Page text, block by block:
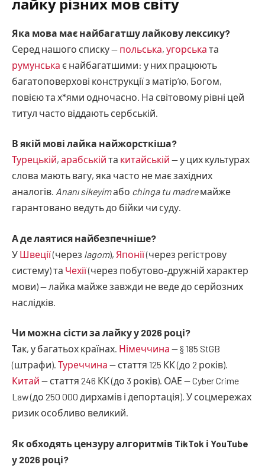
лайку різних мов світу
Яка мова має найбагатшу лайкову лексику?
Серед нашого списку — польська, угорська та
румунська є найбагатшими: у них працюють
багатоповерхові конструкції з матір’ю, Богом,
повією та х*ями одночасно. На світовому рівні цей
титул часто віддають сербській.
В якій мові лайка найжорсткіша?
Турецькій, арабській та китайській — у цих культурах
слова мають вагу, яка часто не має західних
аналогів. Ananı sikeyimабо chinga tu madreмайже
гарантовано ведуть до бійки чи суду.
А де лаятися найбезпечніше?
У Швеції(через lagom), Японії(через регістрову
систему) та Чехії(через побутово-дружній характер
мови) — лайка майже завжди не веде до серйозних
наслідків.
Чи можна сісти за лайку у 2026 році?
Так, у багатьох країнах. Німеччина — § 185 StGB
(штрафи). Туреччина — стаття 125 КК (до 2 років).
Китай — стаття 246 КК (до 3 років). ОАЕ — Cyber Crime
Law (до 250 000 дирхамів і депортація). У соцмережах
ризик особливо великий.
Як обходять цензуру алгоритмів TikTok і YouTube
у 2026 році?